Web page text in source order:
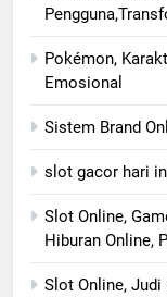
Pokémon,
Emosional
Sistem Brand
slot gacor hari
Slot Online,
Hiburan Online,
Slot Online, Judi